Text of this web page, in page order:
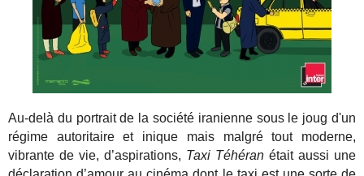
Au-delà du portrait de la société iranienne sous le joug d'un
régime autoritaire et inique mais malgré tout moderne,
vibrante de vie, d’aspirations, Taxi Téhéranétait aussi une